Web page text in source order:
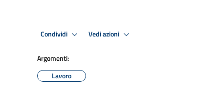
Condividi Vedi azioni
Argomenti:
Lavoro